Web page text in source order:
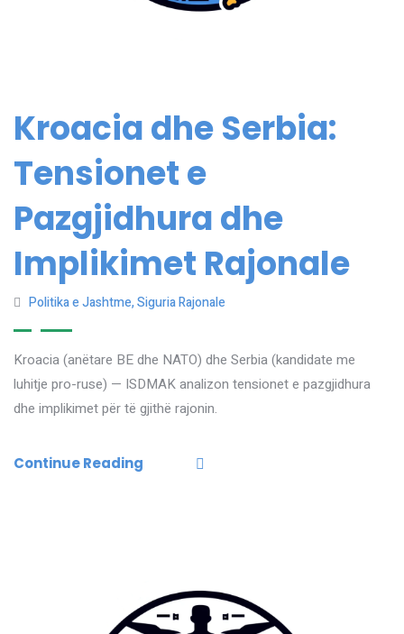
Kroacia dhe Serbia:
Tensionet e
Pazgjidhura dhe
Implikimet Rajonale
Politika e Jashtme,Siguria Rajonale
Kroacia (anëtare BE dhe NATO) dhe Serbia (kandidate me
luhitje pro-ruse) — ISDMAK analizon tensionet e pazgjidhura
dhe implikimet për të gjithë rajonin.
Continue Reading